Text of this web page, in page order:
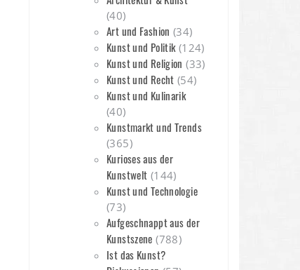
(40)
Art und Fashion (34)
Kunst und Politik(124)
Kunst und Religion (33)
Kunst und Recht (54)
Kunst und Kulinarik
(40)
Kunstmarkt und Trends
(365)
Kurioses aus der
Kunstwelt (144)
Kunst und Technologie
(73)
Aufgeschnappt aus der
Kunstszene (788)
Ist das Kunst?